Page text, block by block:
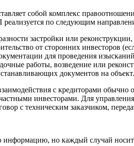
собой комплекс
по следующим
застройки или
от сторонних инвесторов
для проведения
работы, возведение или
документов на объект.
с кредиторами
инвесторами. Для
с техническим заказчиком,
но каждый случай